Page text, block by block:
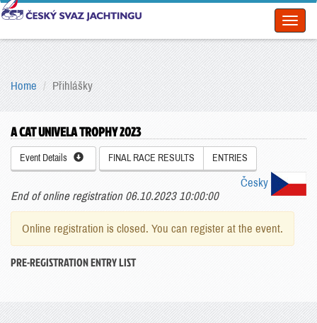
Home Přihlášky
A CAT UNIVELA TROPHY 2023
Event Details FINAL RACE RESULTS ENTRIES
Česky
End of online registration 06.10.2023 10:00:00
Online registration is closed. You can register at the event.
PRE-REGISTRATION ENTRY LIST